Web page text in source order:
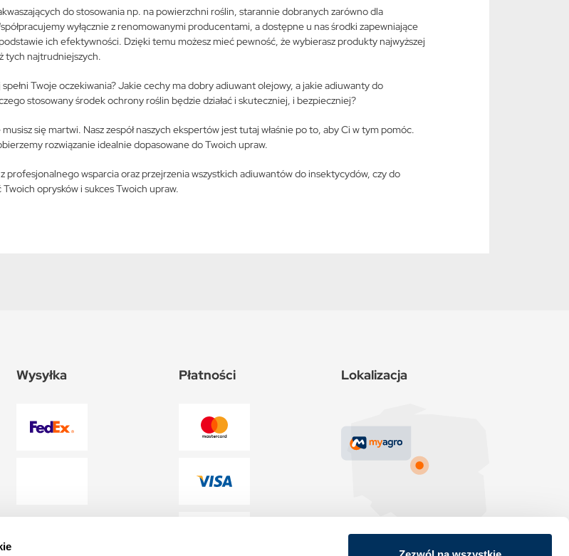
do stosowania np. na powierzchni roślin, starannie dobranych zarówno dla
wyłącznie z renomowanymi producentami, a dostępne u nas środki zapewniające
ich efektywności. Dzięki temu możesz mieć pewność, że wybierasz produkty najwyższej
tych najtrudniejszych.
Twoje oczekiwania? Jakie cechy ma dobry adiuwant olejowy, a jakie adiuwanty do
stosowany środek ochrony roślin będzie działać i skuteczniej, i bezpieczniej?
się martwi. Nasz zespół naszych ekspertów jest tutaj właśnie po to, aby Ci w tym pomóc.
rozwiązanie idealnie dopasowane do Twoich upraw.
profesjonalnego wsparcia oraz przejrzenia wszystkich adiuwantów do insektycydów, czy do
oprysków i sukces Twoich upraw.
Wysyłka Płatności Lokalizacja